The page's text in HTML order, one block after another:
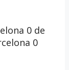
0 de
0